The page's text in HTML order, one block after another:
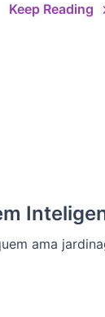
Keep Reading
ama